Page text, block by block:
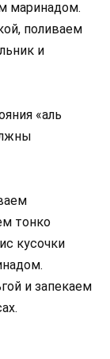
маринадом.
поливаем
и
«аль
тонко
кусочки
и запекаем